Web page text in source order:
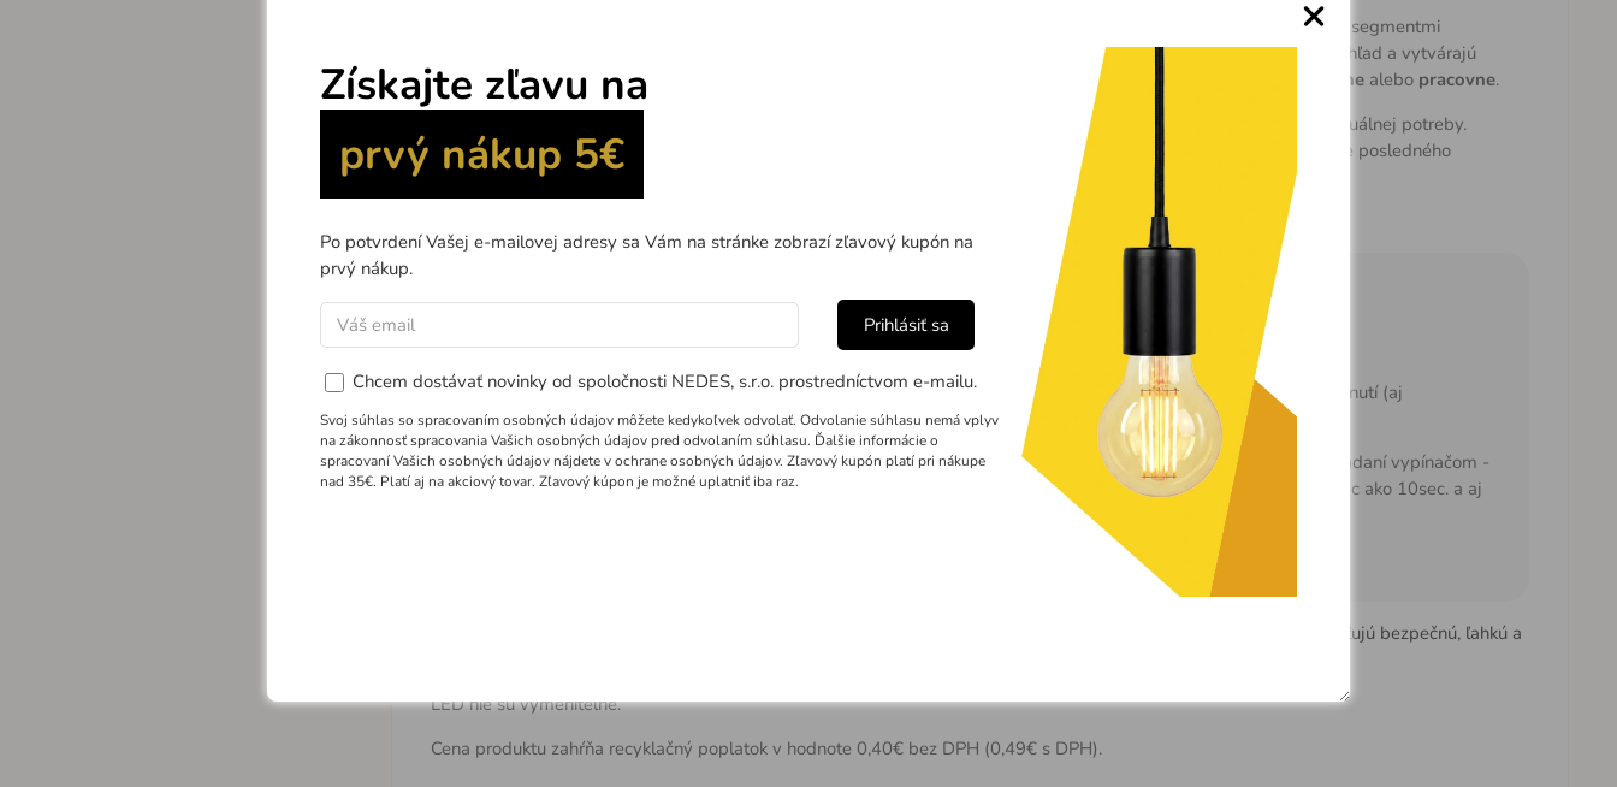
vyniká výrazným geometrickým dizajnom tvoreným štyrmi štvorcovými svetelnými segmentmi
usporiadanými do symetrickej kompozície. Dekoratívne kryštálové prvky po obvode dodávajú svietidlu elegantný vzhľad a vytvárajú
zaujímavý svetelný efekt po rozsvietení. Vďaka svojmu modernému prevedeniu sa hodí do
obývačky, jedálne, spálnealebo pracovne.
nastavenie intenzity osvetlenia aj teploty svetla
podľa aktuálnej potreby.
Ovládanie prebieha cezaplikáciu NEDES Smart . Nechýba nočný režim
, funkcia pamäte posledného
nastavenia ani možnosť ovládať viacero kompatibilných svietidiel jedným ovládačom.
diaľkový ovládač RF 2,4GHz
aplikácia NEDES Smart (BT)
stmievanie
nočný režim
zmena farby svetla
zmena režimov pomocou vypínača
bezpečná a ľahká montáž
pamäť posledného nastavenia po vypnutí (aj
vypínačom, aj ovládačom)
pamäť posledného nastavenia pri ovládaní vypínačom -
svietidlo musí byť vo vypnutom stave viac ako 10sec. a aj
v zapnutom stave viac ako 10sec
zaisťujú bezpečnú, ľahkú a
LED nie sú vymeniteľné.
Cena produktu zahŕňa recyklačný poplatok v hodnote 0,40€ bez DPH (0,49€ s DPH).